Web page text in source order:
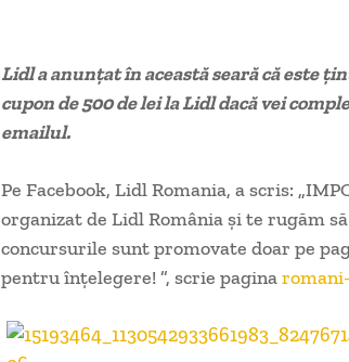
Lidl a anunțat în această seară că este
cupon de 500 de lei la Lidl dacă vei
emailul.
Pe Facebook, Lidl Romania, a scris:
organizat de Lidl România și te rugăm
concursurile sunt promovate doar pe
pentru înțelegere! ”, scrie pagina